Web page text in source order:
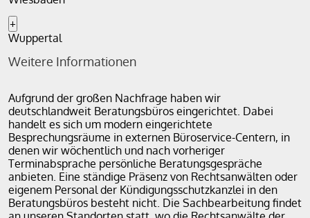
+
Wuppertal
Weitere Informationen
Aufgrund der großen Nachfrage haben wir
deutschlandweit Beratungsbüros eingerichtet. Dabei
handelt es sich um modern eingerichtete
Besprechungsräume in externen Büroservice-Centern, in
denen wir wöchentlich und nach vorheriger
Terminabsprache persönliche Beratungsgespräche
anbieten. Eine ständige Präsenz von Rechtsanwälten oder
eigenem Personal der Kündigungsschutzkanzlei in den
Beratungsbüros besteht nicht. Die Sachbearbeitung findet